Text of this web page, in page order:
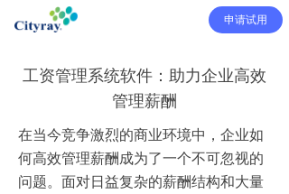
申请试用
工资管理系统软件：助力企业高效
管理薪酬
在当今竞争激烈的商业环境中，企业如
何高效管理薪酬成为了一个不可忽视的
问题。面对日益复杂的薪酬结构和大量